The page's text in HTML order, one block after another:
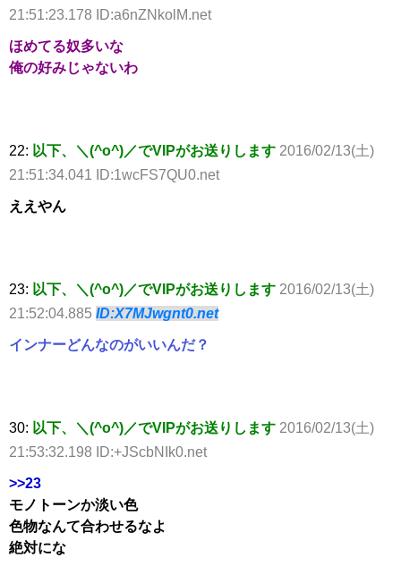
21:51:23.178 ID:a6nZNkolM.net
ほめてる奴多いな
俺の好みじゃないわ
22: 以下、＼(^o^)／でVIPがお送りします 2016/02/13(土)
21:51:34.041 ID:1wcFS7QU0.net
ええやん
23: 以下、＼(^o^)／でVIPがお送りします 2016/02/13(土)
21:52:04.885 ID:X7MJwgnt0.net
インナーどんなのがいいんだ？
30: 以下、＼(^o^)／でVIPがお送りします 2016/02/13(土)
21:53:32.198 ID:+JScbNIk0.net
>>23
モノトーンか淡い色
色物なんて合わせるなよ
絶対にな